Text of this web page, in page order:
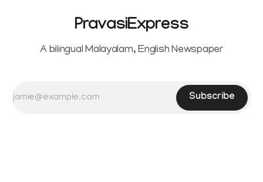
PravasiExpress
A bilingual Malayalam, English Newspaper
Subscribe